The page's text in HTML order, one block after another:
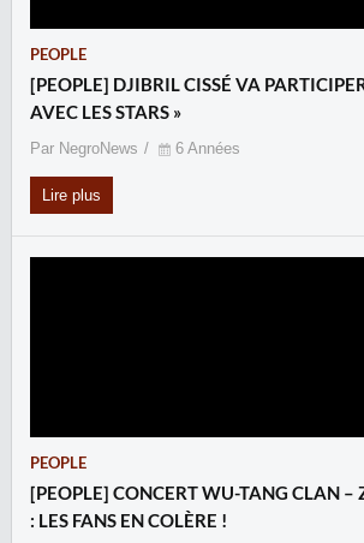
PEOPLE
[PEOPLE] DJIBRIL CISSÉ VA
AVEC LES STARS »
Par NegroNews 6 Années
Lire plus
PEOPLE
[PEOPLE] CONCERT WU-TANG CLAN –
: LES FANS EN COLÈRE !